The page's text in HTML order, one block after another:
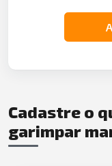
Cadastre o
garimpar